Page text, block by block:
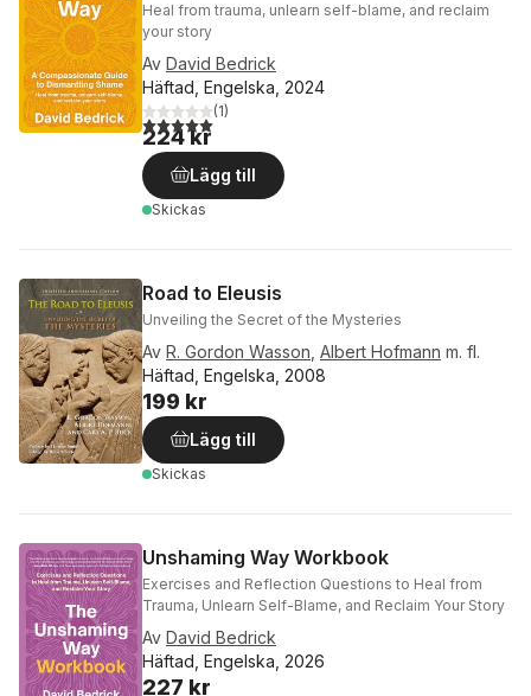
Heal from trauma, unlearn self-blame, and reclaim
your story
Av David Bedrick
Häftad, Engelska, 2024
5,0utav 5 stjärnor. Totalt antal röster:
(1)
224 kr
Lägg till
Skickas
Road to Eleusis
Unveiling the Secret of the Mysteries
Av R. Gordon Wasson Albert Hofmann m. fl.
Häftad, Engelska, 2008
199 kr
Lägg till
Skickas
Unshaming Way Workbook
Exercises and Reflection Questions to Heal from
Trauma, Unlearn Self-Blame, and Reclaim Your Story
Av David Bedrick
Häftad, Engelska, 2026
227 kr